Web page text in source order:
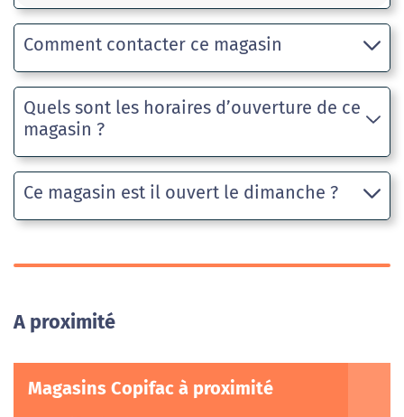
Comment contacter ce magasin
Quels sont les horaires d’ouverture de ce
magasin ?
Ce magasin est il ouvert le dimanche ?
A proximité
Magasins Copifac à proximité